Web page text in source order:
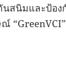
สนิมและป้อง
“GreenVCI”